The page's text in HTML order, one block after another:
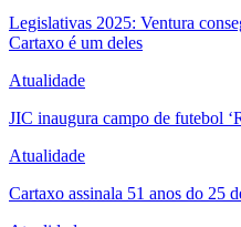
Legislativas 2025: Ventura
Cartaxo é um deles
Atualidade
JIC inaugura campo de futebol
Atualidade
Cartaxo assinala 51 anos do 25